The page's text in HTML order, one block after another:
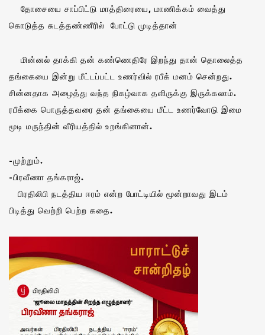
தோசையை சாப்பிட்டு மாத்திரையை, மாணிக்கம் வைத்து
கொடுத்த சுடத்தண்ணீரில் போட்டு முடித்தான்
மின்னல் தாக்கி தன் கண்ணெதிரே இறந்து தான் தொலைத்த
தங்கையை இன்று மீட்டப்பட்ட உணர்வில் ரபீக் மனம் சென்றது.
சின்னதாக அழைத்து வந்த நிகழ்வாக தளிருக்கு இருக்கலாம்.
ரபீக்கை பொருத்தவரை தன் தங்கையை மீட்ட உணர்வோடு இமை
மூடி மருந்தின் வீரியத்தில் உறங்கினான்.
-முற்றும்.
-பிரவீணா தங்கராஜ்.
பிரதிலிபி நடத்திய ஈரம் என்ற போட்டியில் மூன்றாவது இடம்
பிடித்து வெற்றி பெற்ற கதை.